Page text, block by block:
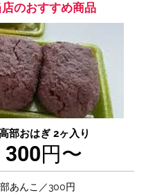
店のおすすめ商品
部おはぎ 2ヶ入り
300円〜
あんこ／300円